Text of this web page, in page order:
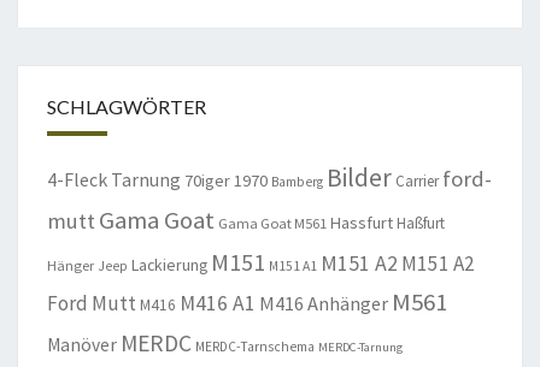
SCHLAGWÖRTER
4-Fleck Tarnung 70iger1970 Bamberg Bilder Carrier ford-
mutt Gama Goat Gama Goat M561 Hassfurt Haßfurt
Hänger Jeep Lackierung M151 M151 A1 M151 A2 M151 A2
Ford Mutt M416 M416 A1 M416 Anhänger M561
Manöver MERDC MERDC-Tarnschema MERDC-Tarnung